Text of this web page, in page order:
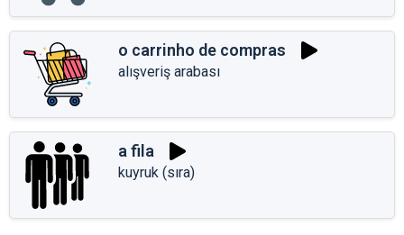
o carrinho de compras
alışveriş arabası
a fila
kuyruk (sıra)